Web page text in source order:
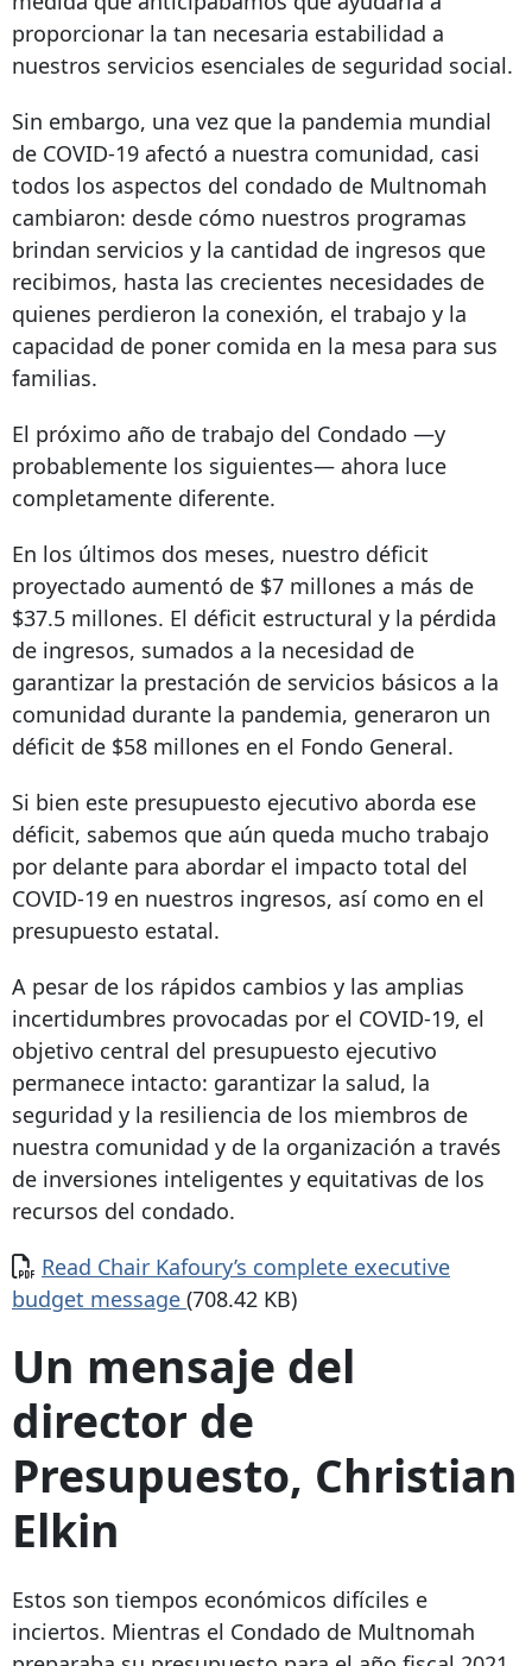
proporcionar la tan necesaria estabilidad a
nuestros servicios esenciales de seguridad social.
Sin embargo, una vez que la pandemia mundial
de COVID-19 afectó a nuestra comunidad, casi
todos los aspectos del condado de Multnomah
cambiaron: desde cómo nuestros programas
brindan servicios y la cantidad de ingresos que
recibimos, hasta las crecientes necesidades de
quienes perdieron la conexión, el trabajo y la
capacidad de poner comida en la mesa para sus
familias.
El próximo año de trabajo del Condado —y
probablemente los siguientes— ahora luce
completamente diferente.
En los últimos dos meses, nuestro déficit
proyectado aumentó de $7 millones a más de
$37.5 millones. El déficit estructural y la pérdida
de ingresos, sumados a la necesidad de
garantizar la prestación de servicios básicos a la
comunidad durante la pandemia, generaron un
déficit de $58 millones en el Fondo General.
Si bien este presupuesto ejecutivo aborda ese
déficit, sabemos que aún queda mucho trabajo
por delante para abordar el impacto total del
COVID-19 en nuestros ingresos, así como en el
presupuesto estatal.
A pesar de los rápidos cambios y las amplias
incertidumbres provocadas por el COVID-19, el
objetivo central del presupuesto ejecutivo
permanece intacto: garantizar la salud, la
seguridad y la resiliencia de los miembros de
nuestra comunidad y de la organización a través
de inversiones inteligentes y equitativas de los
recursos del condado.
Documento
Read Chair Kafoury’s complete executive
budget message (708.42 KB)
Un mensaje del
director de
Presupuesto, Christian
Elkin
Estos son tiempos económicos difíciles e
inciertos. Mientras el Condado de Multnomah